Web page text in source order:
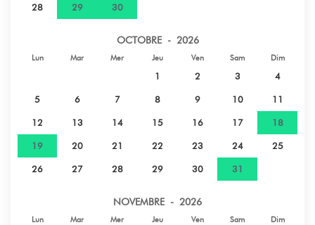
28 29 30
OCTOBRE - 2026
Lun Mar Mer Jeu Ven Sam Dim
1 2 3 4
5 6 7 8 9 10 11
12 13 14 15 16 17 18
19 20 21 22 23 24 25
26 27 28 29 30 31
NOVEMBRE - 2026
Lun Mar Mer Jeu Ven Sam Dim